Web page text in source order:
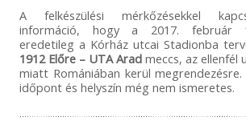
A felkészülési mérkőzésekkel
információ, hogy a 2017. február
eredetileg a Kórház utcai Stadionba
1912 Előre – UTA Arad meccs, az ellenfél
miatt Romániában kerül
időpont és helyszín még nem ismeretes.